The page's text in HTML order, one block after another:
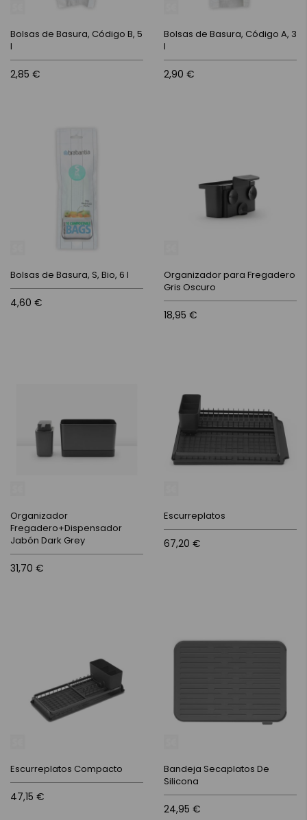
Bolsas de Basura, Código B, 5
l
2,85 €
Bolsas de Basura, Código A, 3
l
2,90 €
Bolsas de Basura, S, Bio, 6 l
4,60 €
Organizador para Fregadero
Gris Oscuro
18,95 €
Organizador
Fregadero+Dispensador
Jabón Dark Grey
31,70 €
Escurreplatos
67,20 €
Escurreplatos Compacto
47,15 €
Bandeja Secaplatos De
Silicona
24,95 €